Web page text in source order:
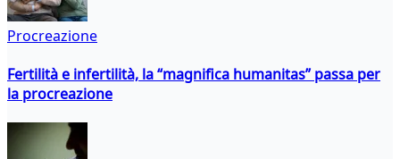
Procreazione
Fertilità e infertilità, la “magnifica humanitas” passa per
la procreazione